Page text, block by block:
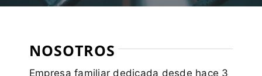
NOSOTROS
Empresa familiar dedicada desde hace 3